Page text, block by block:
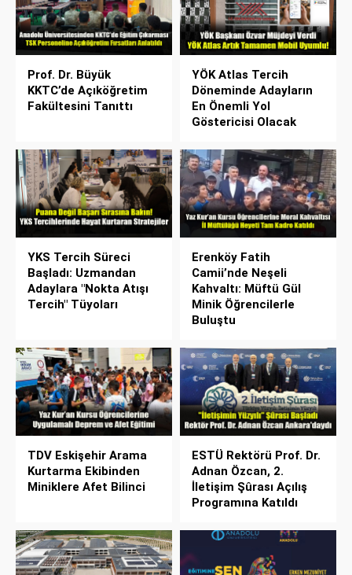
Prof. Dr. Büyük
KKTC’de Açıköğretim
Fakültesini Tanıttı
YÖK Atlas Tercih
Döneminde Adayların
En Önemli Yol
Göstericisi Olacak
YKS Tercih Süreci
Başladı: Uzmandan
Adaylara "Nokta Atışı
Tercih" Tüyoları
Erenköy Fatih
Camii’nde Neşeli
Kahvaltı: Müftü Gül
Minik Öğrencilerle
Buluştu
TDV Eskişehir Arama
Kurtarma Ekibinden
Miniklere Afet Bilinci
ESTÜ Rektörü Prof. Dr.
Adnan Özcan, 2.
İletişim Şûrası Açılış
Programına Katıldı